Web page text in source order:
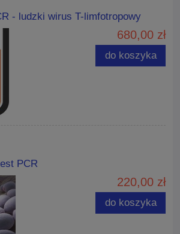
- ludzki wirus T-limfotropowy
680,00 zł
do koszyka
PCR
220,00 zł
do koszyka